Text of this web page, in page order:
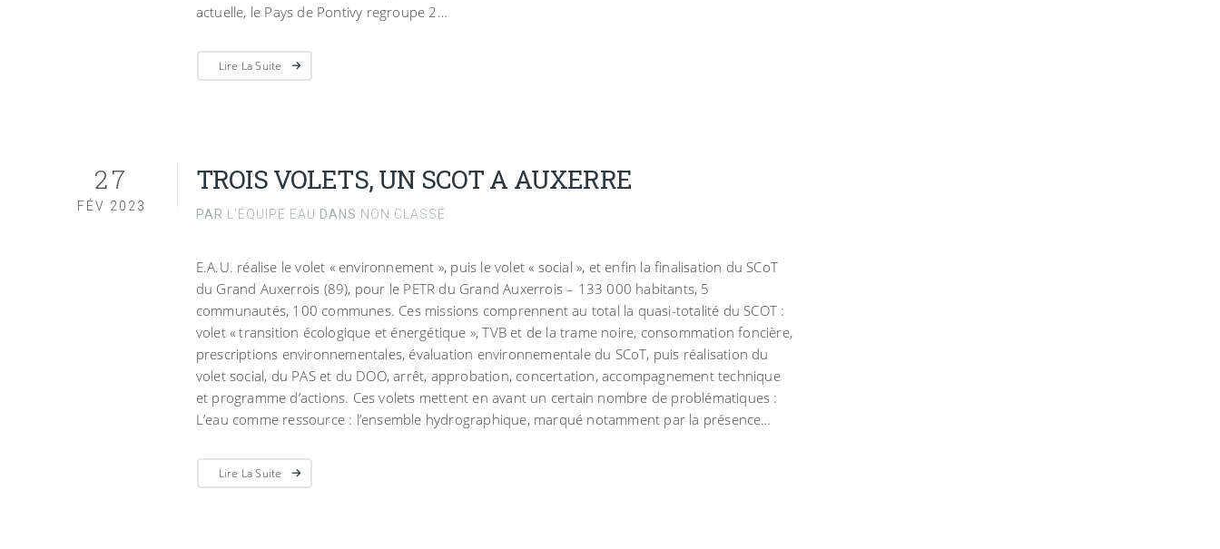
actuelle, le Pays de Pontivy regroupe 2…
Lire La Suite
27
FÉV 2023
TROIS VOLETS, UN SCOT A AUXERRE
PAR L'ÉQUIPE EAU DANS NON CLASSÉ
E.A.U. réalise le volet « environnement », puis le volet « social », et enfin la finalisation du SCoT
du Grand Auxerrois (89), pour le PETR du Grand Auxerrois – 133 000 habitants, 5
communautés, 100 communes. Ces missions comprennent au total la quasi-totalité du SCOT :
volet « transition écologique et énergétique », TVB et de la trame noire, consommation foncière,
prescriptions environnementales, évaluation environnementale du SCoT, puis réalisation du
volet social, du PAS et du DOO, arrêt, approbation, concertation, accompagnement technique
et programme d’actions. Ces volets mettent en avant un certain nombre de problématiques :
L’eau comme ressource : l’ensemble hydrographique, marqué notamment par la présence…
Lire La Suite